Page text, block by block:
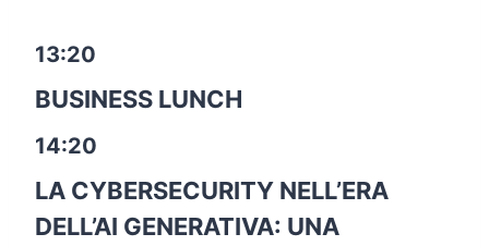
13:20
BUSINESS LUNCH
14:20
LA CYBERSECURITY NELL’ERA
DELL’AI GENERATIVA: UNA